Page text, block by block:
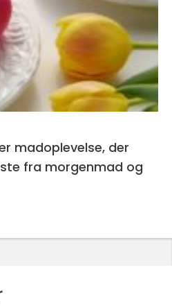
madoplevelse, der
fra morgenmad og